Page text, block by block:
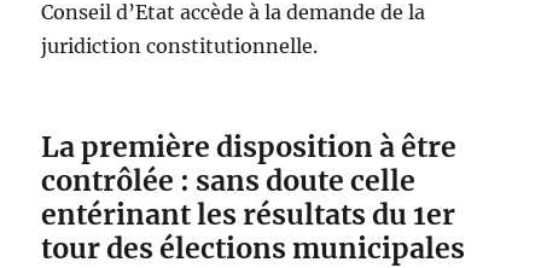
Conseil d’Etat accède à la demande de la
juridiction constitutionnelle.
La première disposition à être
contrôlée : sans doute celle
entérinant les résultats du 1er
tour des élections municipales